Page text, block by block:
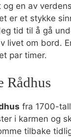
og en av
er et stykke
tid til å gå
livet om bord.
par timer.
Rådhus
fra 1700-
i karmen og
tilbake